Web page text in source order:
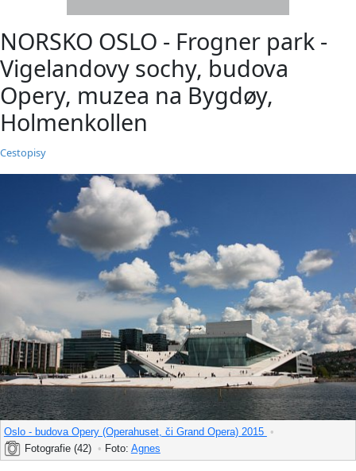
NORSKO OSLO - Frogner park -
Vigelandovy sochy, budova
Opery, muzea na Bygdøy,
Holmenkollen
Cestopisy
Oslo - budova Opery (Operahuset, či Grand Opera) 2015 •
Fotografie (42)
• Foto: Agnes